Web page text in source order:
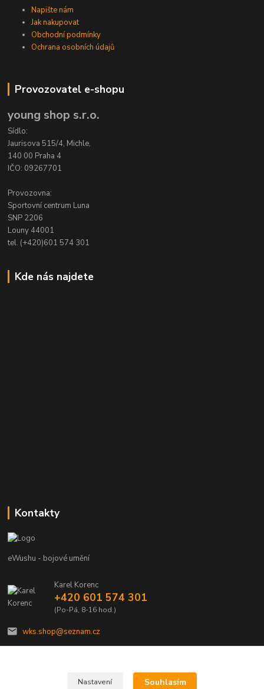
Napište nám
Jak nakupovat
Obchodní podmínky
Ochrana osobních údajů
Provozovatel e-shopu
young shop s.r.o.
Sídlo:
Jaurisova 515/4, Michle,
140 00 Praha 4
IČO: 09267701
Provozovna:
Sportovní centrum Luna
SNP 2206
Louny 44001
tel. (+420)601 574 301
Kde nás najdete
Kontakty
eWushu - bojové umění
Karel Korenc
+420 601 574 301
(Po-Pá, 8-16 hod.)
wks.shop@seznam.cz
Nastavení Souhlasím